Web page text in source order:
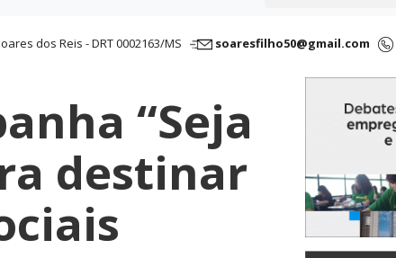
dos Reis - DRT 0002163/MS soaresfilho50@gmail.com
“Seja
destinar